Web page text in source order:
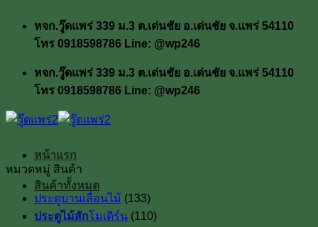
เนื้อหา
หจก.วู๊ดแพร่ 339 ม.3 ต.เด่นชัย อ.เด่นชัย จ.แพร่ 54110
โทร 0918598786 Line: @wp246
หจก.วู๊ดแพร่ 339 ม.3 ต.เด่นชัย อ.เด่นชัย จ.แพร่ 54110
โทร 0918598786 Line: @wp246
หน้าแรก
สินค้าทั้งหมด
ประตูไม้สัก
หมวดหมู่ สินค้า
ประตูบานเลื่อนไม้ (133)
ประตูไม้สักโมเดิร์น (110)